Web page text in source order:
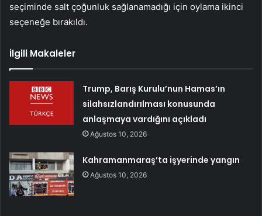
seçiminde salt çoğunluk sağlanamadığı için oylama ikinci
seçeneğe bırakıldı.
İlgili Makaleler
Trump, Barış Kurulu’nun Hamas’ın
silahsızlandırılması konusunda
anlaşmaya vardığını açıkladı
Ağustos 10, 2026
Kahramanmaraş’ta işyerinde yangın
Ağustos 10, 2026